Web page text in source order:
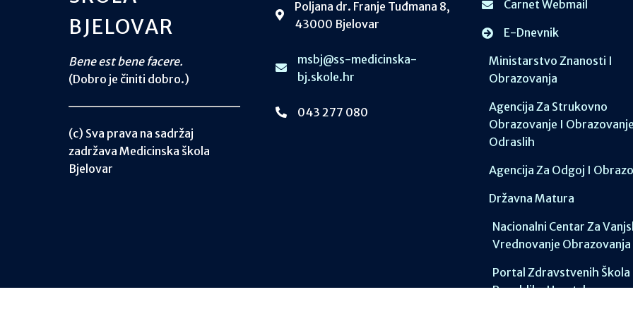
BJELOVAR
Bene est bene facere.
(Dobro je činiti dobro.)
(c) Sva prava na sadržaj
zadržava Medicinska škola
Bjelovar
Poljana dr. Franje Tuđmana 8,
43000 Bjelovar
msbj@ss-medicinska-
bj.skole.hr
043 277 080
Carnet Webmail
E-Dnevnik
Ministarstvo Znanosti I
Obrazovanja
Agencija Za Strukovno
Obrazovanje I Obrazovanje
Odraslih
Agencija Za Odgoj I
Državna Matura
Nacionalni Centar Za
Vrednovanje Obrazovanja
Portal Zdravstvenih Škola
Republike Hrvatske